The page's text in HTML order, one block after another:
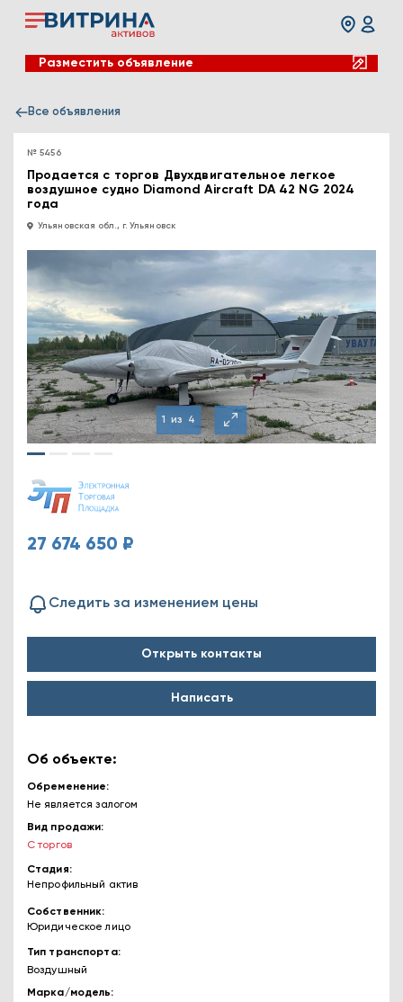
Разместить объявление
Все объявления
№ 5456
Продается с торгов Двухдвигательное легкое
воздушное судно Diamond Aircraft DA 42 NG 2024
года
Ульяновская обл., г. Ульяновск
1 из 4
27 674 650 ₽
Следить за изменением цены
Открыть контакты
Написать
Об объекте:
Обременение
Не является залогом
Вид продажи
С торгов
Стадия
Непрофильный актив
Собственник
Юридическое лицо
Тип транспорта
Воздушный
Марка/модель